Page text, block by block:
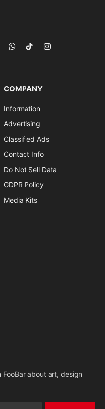
WhatsApp
TikTokInstagram
COMPANY
Information
Advertising
Classified Ads
Contact Info
Do Not Sell Data
GDPR Policy
Media Kits
about art, design